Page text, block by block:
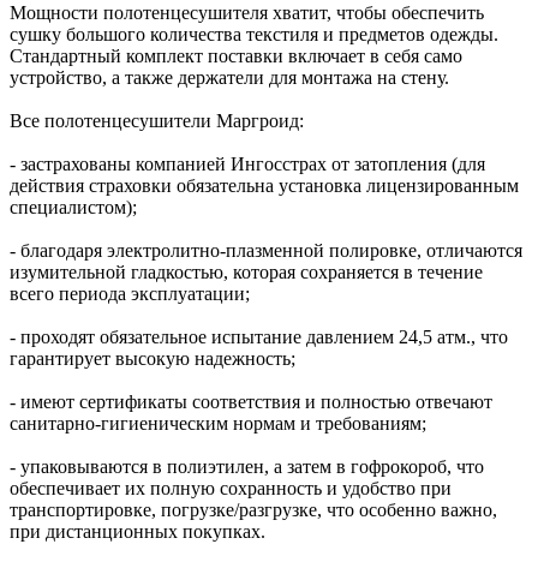
Мощности полотенцесушителя хватит, чтобы обеспечить
сушку большого количества текстиля и предметов одежды.
Стандартный комплект поставки включает в себя само
устройство, а также держатели для монтажа на стену.
Все полотенцесушители Маргроид:
- застрахованы компанией Ингосстрах от затопления (для
действия страховки обязательна установка лицензированным
специалистом);
- благодаря электролитно-плазменной полировке, отличаются
изумительной гладкостью, которая сохраняется в течение
всего периода эксплуатации;
- проходят обязательное испытание давлением 24,5 атм., что
гарантирует высокую надежность;
- имеют сертификаты соответствия и полностью отвечают
санитарно-гигиеническим нормам и требованиям;
- упаковываются в полиэтилен, а затем в гофрокороб, что
обеспечивает их полную сохранность и удобство при
транспортировке, погрузке/разгрузке, что особенно важно,
при дистанционных покупках.